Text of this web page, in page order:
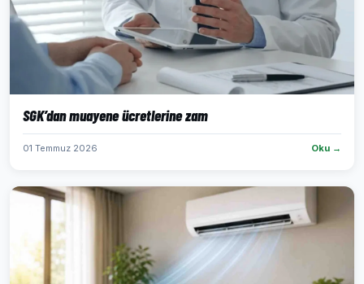
SGK’dan muayene ücretlerine zam
01 Temmuz 2026 Oku →